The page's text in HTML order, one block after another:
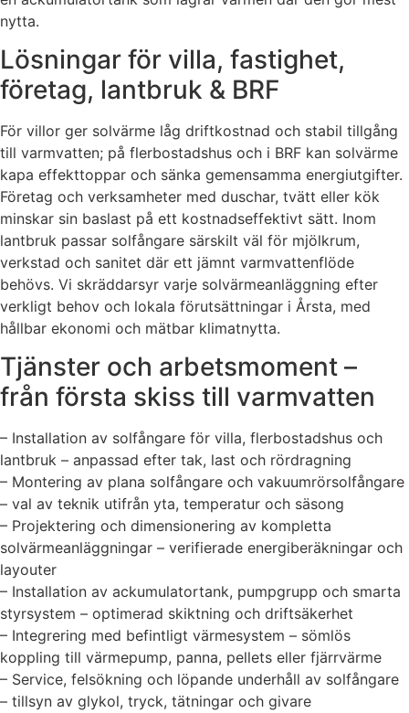
nytta.
Lösningar för villa, fastighet,
företag, lantbruk & BRF
För villor ger solvärme låg driftkostnad och stabil tillgång
till varmvatten; på flerbostadshus och i BRF kan solvärme
kapa effekttoppar och sänka gemensamma energiutgifter.
Företag och verksamheter med duschar, tvätt eller kök
minskar sin baslast på ett kostnadseffektivt sätt. Inom
lantbruk passar solfångare särskilt väl för mjölkrum,
verkstad och sanitet där ett jämnt varmvattenflöde
behövs. Vi skräddarsyr varje solvärmeanläggning efter
verkligt behov och lokala förutsättningar i Årsta, med
hållbar ekonomi och mätbar klimatnytta.
Tjänster och arbetsmoment –
från första skiss till varmvatten
– Installation av solfångare för villa, flerbostadshus och
lantbruk – anpassad efter tak, last och rördragning
– Montering av plana solfångare och vakuumrörsolfångare
– val av teknik utifrån yta, temperatur och säsong
– Projektering och dimensionering av kompletta
solvärmeanläggningar – verifierade energiberäkningar och
layouter
– Installation av ackumulatortank, pumpgrupp och smarta
styrsystem – optimerad skiktning och driftsäkerhet
– Integrering med befintligt värmesystem – sömlös
koppling till värmepump, panna, pellets eller fjärrvärme
– Service, felsökning och löpande underhåll av solfångare
– tillsyn av glykol, tryck, tätningar och givare